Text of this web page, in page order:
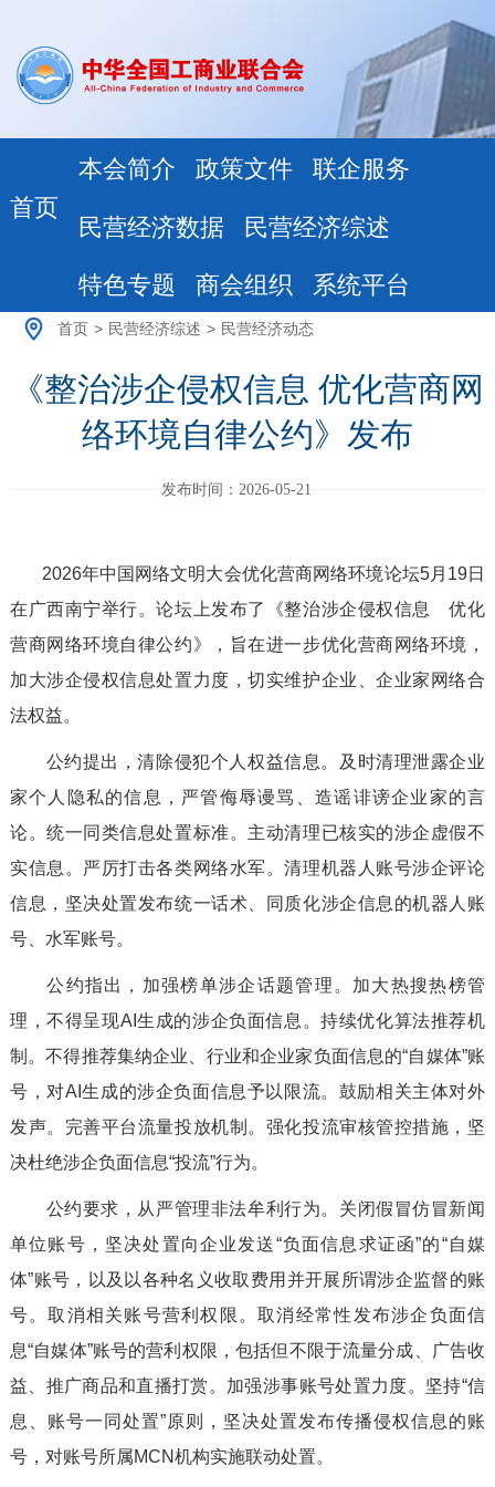
首页
本会简介 政策文件 联企服务
民营经济数据 民营经济综述
特色专题 商会组织 系统平台
首页 > 民营经济综述 > 民营经济动态
《整治涉企侵权信息 优化营商网
络环境自律公约》发布
发布时间：2026-05-21
2026年中国网络文明大会优化营商网络环境论坛5月19日
在广西南宁举行。论坛上发布了《整治涉企侵权信息 优化
营商网络环境自律公约》，旨在进一步优化营商网络环境，
加大涉企侵权信息处置力度，切实维护企业、企业家网络合
法权益。
公约提出，清除侵犯个人权益信息。及时清理泄露企业
家个人隐私的信息，严管侮辱谩骂、造谣诽谤企业家的言
论。统一同类信息处置标准。主动清理已核实的涉企虚假不
实信息。严厉打击各类网络水军。清理机器人账号涉企评论
信息，坚决处置发布统一话术、同质化涉企信息的机器人账
号、水军账号。
公约指出，加强榜单涉企话题管理。加大热搜热榜管
理，不得呈现AI生成的涉企负面信息。持续优化算法推荐机
制。不得推荐集纳企业、行业和企业家负面信息的“自媒体”账
号，对AI生成的涉企负面信息予以限流。鼓励相关主体对外
发声。完善平台流量投放机制。强化投流审核管控措施，坚
决杜绝涉企负面信息“投流”行为。
公约要求，从严管理非法牟利行为。关闭假冒仿冒新闻
单位账号，坚决处置向企业发送“负面信息求证函”的“自媒
体”账号，以及以各种名义收取费用并开展所谓涉企监督的账
号。取消相关账号营利权限。取消经常性发布涉企负面信
息“自媒体”账号的营利权限，包括但不限于流量分成、广告收
益、推广商品和直播打赏。加强涉事账号处置力度。坚持“信
息、账号一同处置”原则，坚决处置发布传播侵权信息的账
号，对账号所属MCN机构实施联动处置。